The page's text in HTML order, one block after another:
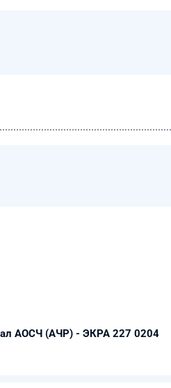
АОСЧ (АЧР) - ЭКРА 227 0204